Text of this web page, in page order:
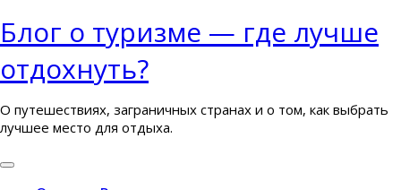
Перейти
к
содержимому
Блог о туризме — где лучше
отдохнуть?
О путешествиях, заграничных странах и о том, как выбрать
лучшее место для отдыха.
Кнопка